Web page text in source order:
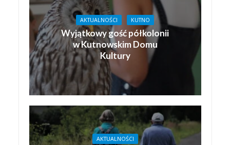
AKTUALNOŚCI KUTNO
Wyjątkowy gość półkolonii
w Kutnowskim Domu
Kultury
AKTUALNOŚCI